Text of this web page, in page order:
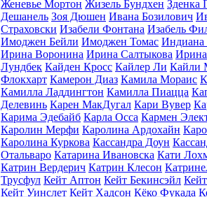
Женевье Мортон Жизель Бундхен Зденка
Дешанель Зоя Дюшен Ивана Бозилович
Страховски Изабели Фонтана Изабель
Имоджен Бейли Имоджен Томас Индиана
Ирина Воронина Ирина Салтыкова
Лундбек Кайден Кросс Кайлер Ли Кайли
Флокхарт Камерон Диаз Камила Мораис
Камилла Ладдингтон Камилла Пиацца
Делевинь Карен МакДугал Кари Вувер
Карима Эдебайб Карла Осса Кармен
Каролин Мерфи Каролина Ардохайн
Каролина Куркова Кассандра Доун
Отальваро Катарина Ивановска Кати
Катрин Вердерич Катрин Клесон
Трусфул Кейт Аптон Кейт Бекинсэйл
Кейт Уинслет Кейт Хадсон Кёко Фукада